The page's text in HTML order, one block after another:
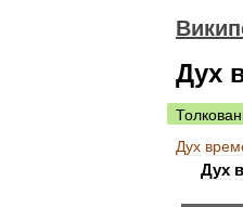
Дух
Дух
Дух